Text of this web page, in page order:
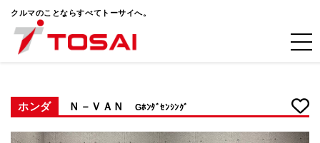
クルマのことならすべてトーサイへ。
ホンダ Ｎ－ＶＡＮ Gﾎﾝﾀﾞｾﾝｼﾝｸﾞ